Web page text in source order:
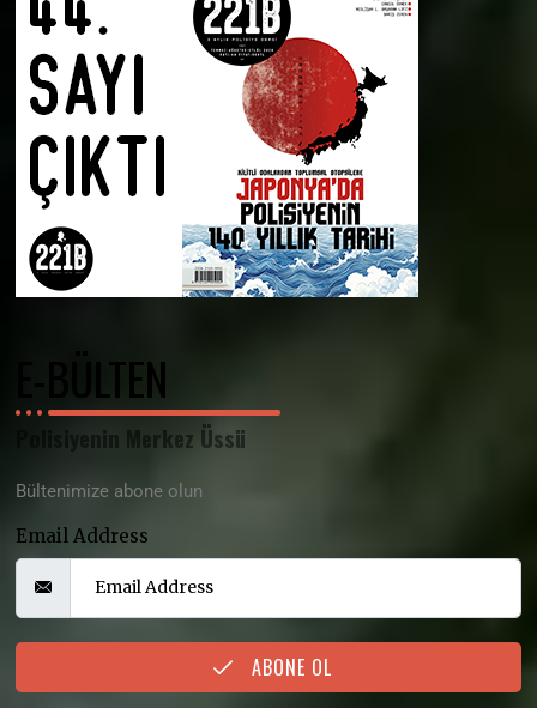
E-BÜLTEN
Polisiyenin Merkez Üssü
Bültenimize abone olun
Email Address
ABONE OL